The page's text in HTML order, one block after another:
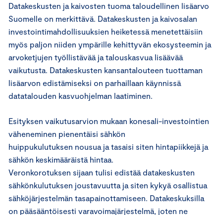
Datakeskusten ja kaivosten tuoma taloudellinen lisäarvo
Suomelle on merkittävä. Datakeskusten ja kaivosalan
investointimahdollisuuksien heiketessä menetettäisiin
myös paljon niiden ympärille kehittyvän ekosysteemin ja
arvoketjujen työllistävää ja talouskasvua lisäävää
vaikutusta. Datakeskusten kansantalouteen tuottaman
lisäarvon edistämiseksi on parhaillaan käynnissä
datatalouden kasvuohjelman laatiminen.
Esityksen vaikutusarvion mukaan konesali-investointien
väheneminen pienentäisi sähkön
huippukulutuksen nousua ja tasaisi siten hintapiikkejä ja
sähkön keskimääräistä hintaa.
Veronkorotuksen sijaan tulisi edistää datakeskusten
sähkönkulutuksen joustavuutta ja siten kykyä osallistua
sähköjärjestelmän tasapainottamiseen. Datakeskuksilla
on pääsääntöisesti varavoimajärjestelmä, joten ne